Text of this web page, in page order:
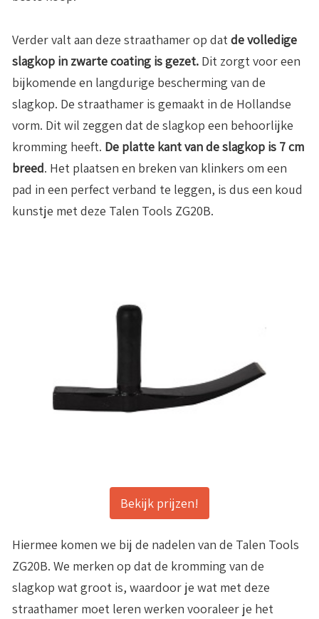
Verder valt aan deze straathamer op dat de volledige
slagkop in zwarte coating is gezet. Dit zorgt voor een
bijkomende en langdurige bescherming van de
slagkop. De straathamer is gemaakt in de Hollandse
vorm. Dit wil zeggen dat de slagkop een behoorlijke
kromming heeft. De platte kant van de slagkop is 7 cm
breed. Het plaatsen en breken van klinkers om een
pad in een perfect verband te leggen, is dus een koud
kunstje met deze Talen Tools ZG20B.
Bekijk prijzen!
Hiermee komen we bij de nadelen van de Talen Tools
ZG20B. We merken op dat de kromming van de
slagkop wat groot is, waardoor je wat met deze
straathamer moet leren werken vooraleer je het